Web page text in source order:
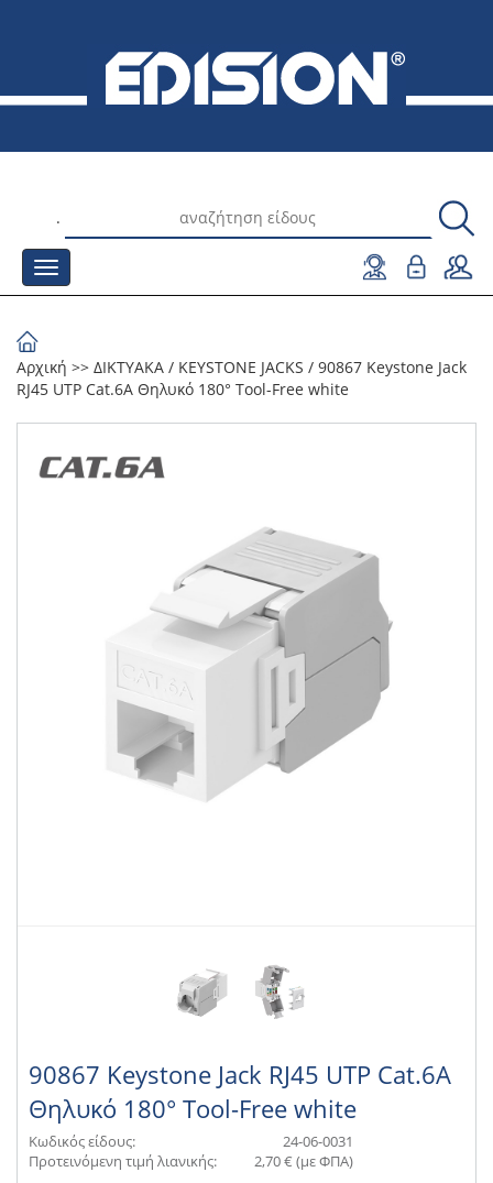
.
Αρχική >> ΔΙΚΤΥΑΚΑ / KEYSTONE JACKS / 90867 Keystone Jack
RJ45 UTP Cat.6A Θηλυκό 180° Tool-Free white
90867 Keystone Jack RJ45 UTP Cat.6A
Θηλυκό 180° Tool-Free white
Κωδικός είδους:
24-06-0031
Προτεινόμενη τιμή λιανικής:
2,70 € (με ΦΠΑ)